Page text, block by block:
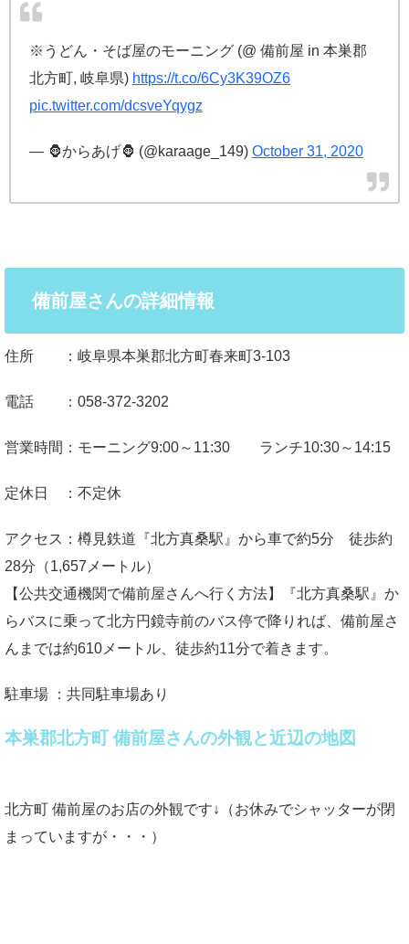
※うどん・そば屋のモーニング (@ 備前屋 in 本巣郡
北方町, 岐阜県) https://t.co/6Cy3K39OZ6
pic.twitter.com/dcsveYqygz
— 🦍からあげ🦍 (@karaage_149) October 31, 2020
備前屋さんの詳細情報
住所 ：岐阜県本巣郡北方町春来町3-103
電話 ：058-372-3202
営業時間：モーニング9:00～11:30 ランチ10:30～14:15
定休日 ：不定休
アクセス：樽見鉄道『北方真桑駅』から車で約5分 徒歩約
28分（1,657メートル）
【公共交通機関で備前屋さんへ行く方法】『北方真桑駅』か
らバスに乗って北方円鏡寺前のバス停で降りれば、備前屋さ
んまでは約610メートル、徒歩約11分で着きます。
駐車場 ：共同駐車場あり
本巣郡北方町 備前屋さんの外観と近辺の地図
北方町 備前屋のお店の外観です↓（お休みでシャッターが閉
まっていますが・・・）